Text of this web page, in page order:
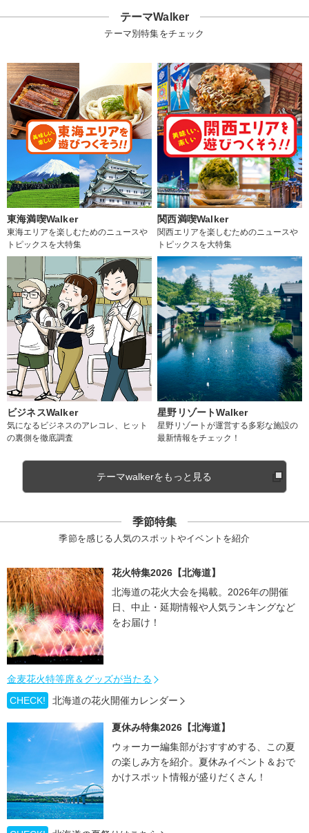
テーマWalker
テーマ別特集をチェック
東海満喫Walker
東海エリアを楽しむためのニュースや
トピックスを大特集
関西満喫Walker
関西エリアを楽しむためのニュースや
トピックスを大特集
ビジネスWalker
気になるビジネスのアレコレ、ヒット
の裏側を徹底調査
星野リゾートWalker
星野リゾートが運営する多彩な施設の
最新情報をチェック！
テーマwalkerをもっと見る
季節特集
季節を感じる人気のスポットやイベントを紹介
花火特集2026【北海道】
北海道の花火大会を掲載。2026年の開催
日、中止・延期情報や人気ランキングなど
をお届け！
金麦花火特等席＆グッズが当たる
CHECK!
北海道の花火開催カレンダー
夏休み特集2026【北海道】
ウォーカー編集部がおすすめする、この夏
の楽しみ方を紹介。夏休みイベント＆おで
かけスポット情報が盛りだくさん！